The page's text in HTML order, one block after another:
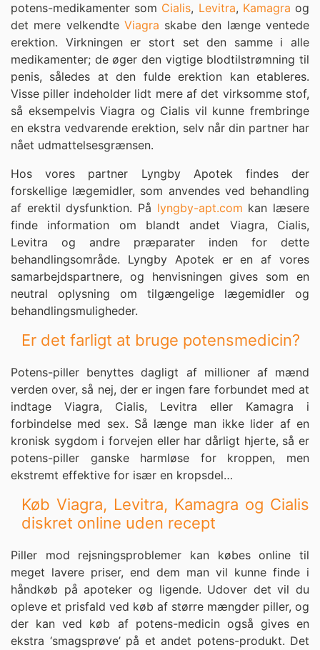
potens-medikamenter som Cialis, Levitra, Kamagra og
det mere velkendte Viagra skabe den længe ventede
erektion. Virkningen er stort set den samme i alle
medikamenter; de øger den vigtige blodtilstrømning til
penis, således at den fulde erektion kan etableres.
Visse piller indeholder lidt mere af det virksomme stof,
så eksempelvis Viagra og Cialis vil kunne frembringe
en ekstra vedvarende erektion, selv når din partner har
nået udmattelsesgrænsen.
Hos vores partner Lyngby Apotek findes der
forskellige lægemidler, som anvendes ved behandling
af erektil dysfunktion. På lyngby-apt.com kan læsere
finde information om blandt andet Viagra, Cialis,
Levitra og andre præparater inden for dette
behandlingsområde. Lyngby Apotek er en af vores
samarbejdspartnere, og henvisningen gives som en
neutral oplysning om tilgængelige lægemidler og
behandlingsmuligheder.
Er det farligt at bruge potensmedicin?
Potens-piller benyttes dagligt af millioner af mænd
verden over, så nej, der er ingen fare forbundet med at
indtage Viagra, Cialis, Levitra eller Kamagra i
forbindelse med sex. Så længe man ikke lider af en
kronisk sygdom i forvejen eller har dårligt hjerte, så er
potens-piller ganske harmløse for kroppen, men
ekstremt effektive for især en kropsdel…
Køb Viagra, Levitra, Kamagra og Cialis
diskret online uden recept
Piller mod rejsningsproblemer kan købes online til
meget lavere priser, end dem man vil kunne finde i
håndkøb på apoteker og ligende. Udover det vil du
opleve et prisfald ved køb af større mængder piller, og
der kan ved køb af potens-medicin også gives en
ekstra ‘smagsprøve’ på et andet potens-produkt. Det